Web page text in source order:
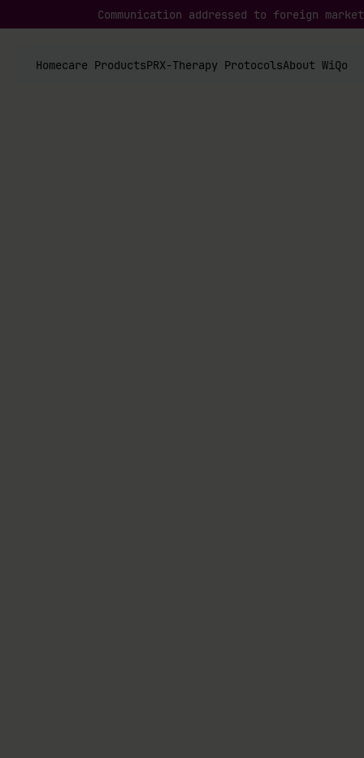
Communication addressed to foreign
Homecare ProductsPRX-Therapy ProtocolsAbout WiQo